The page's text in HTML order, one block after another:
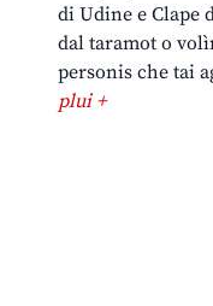
di Udine e Clape
dal taramot o
personis che tai
plui +